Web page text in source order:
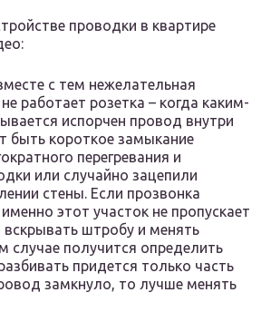
проводки в квартире
с тем нежелательная
работает розетка – когда каким-
испорчен провод внутри
быть короткое замыкание
перегревания и
или случайно зацепили
стены. Если прозвонка
этот участок не пропускает
вскрывать штробу и менять
случае получится определить
придется только часть
замкнуло, то лучше менять